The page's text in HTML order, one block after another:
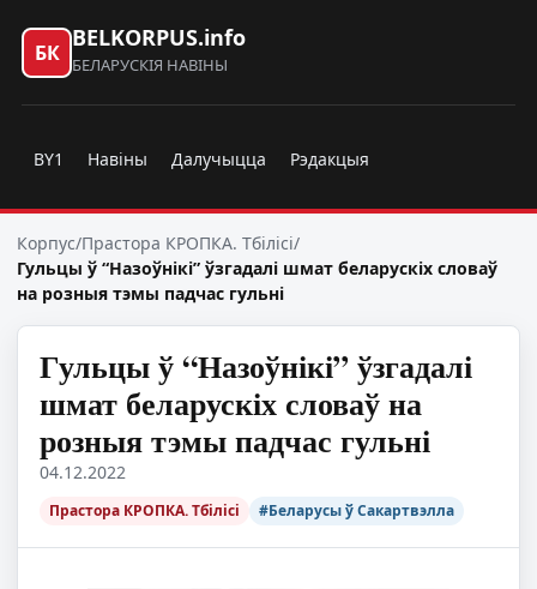
БК
BELKORPUS.info
БЕЛАРУСКІЯ НАВІНЫ
BY1 Навіны Далучыцца Рэдакцыя
Корпус/Прастора КРОПКА. Тбілісі/
Гульцы ў “Назоўнікі” ўзгадалі шмат беларускіх словаў
на розныя тэмы падчас гульні
Гульцы ў “Назоўнікі” ўзгадалі
шмат беларускіх словаў на
розныя тэмы падчас гульні
04.12.2022
Прастора КРОПКА. Тбілісі #Беларусы ў Сакартвэлла